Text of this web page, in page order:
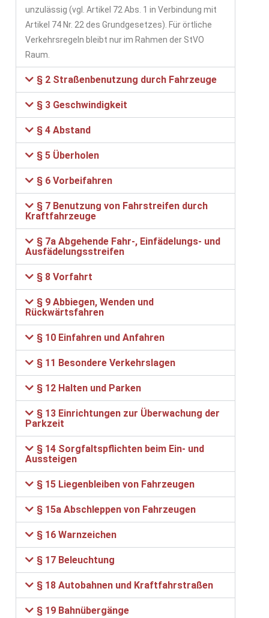
unzulässig (vgl. Artikel 72 Abs. 1 in Verbindung mit
Artikel 74 Nr. 22 des Grundgesetzes). Für örtliche
Verkehrsregeln bleibt nur im Rahmen der StVO
Raum.
§ 2 Straßenbenutzung durch Fahrzeuge
§ 3 Geschwindigkeit
§ 4 Abstand
§ 5 Überholen
§ 6 Vorbeifahren
§ 7 Benutzung von Fahrstreifen durch
Kraftfahrzeuge
§ 7a Abgehende Fahr-, Einfädelungs- und
Ausfädelungsstreifen
§ 8 Vorfahrt
§ 9 Abbiegen, Wenden und
Rückwärtsfahren
§ 10 Einfahren und Anfahren
§ 11 Besondere Verkehrslagen
§ 12 Halten und Parken
§ 13 Einrichtungen zur Überwachung der
Parkzeit
§ 14 Sorgfaltspflichten beim Ein- und
Aussteigen
§ 15 Liegenbleiben von Fahrzeugen
§ 15a Abschleppen von Fahrzeugen
§ 16 Warnzeichen
§ 17 Beleuchtung
§ 18 Autobahnen und Kraftfahrstraßen
§ 19 Bahnübergänge